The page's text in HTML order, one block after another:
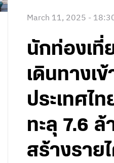
March 11, 2025 -
นักท่องเที่
เดินทางเข้
ประเทศไ
ทะลุ 7.6 ล้
สร้างราย